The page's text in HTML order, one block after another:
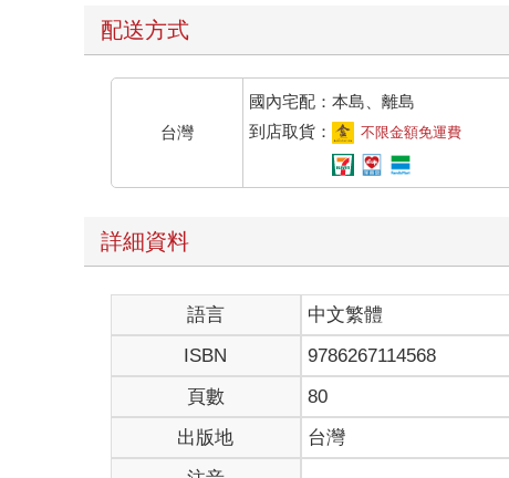
配送方式
台灣
國內宅配：本島、離島
到店取貨：
不限金額免運費
詳細資料
語言 中文繁體
ISBN
9786267114568
頁數
80
出版地
台灣